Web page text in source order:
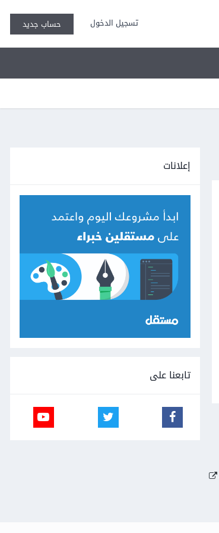
تسجيل الدخول حساب جديد
إعلانات
تابعنا على